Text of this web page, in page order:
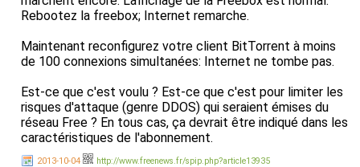
Rebootez la freebox; Internet remarche.
Maintenant reconfigurez votre client BitTorrent à moins
de 100 connexions simultanées: Internet ne tombe pas.
Est-ce que c'est voulu ? Est-ce que c'est pour limiter les
risques d'attaque (genre DDOS) qui seraient émises du
réseau Free ? En tous cas, ça devrait être indiqué dans les
caractéristiques de l'abonnement.
2013-10-04 http://www.freenews.fr/spip.php?article13935